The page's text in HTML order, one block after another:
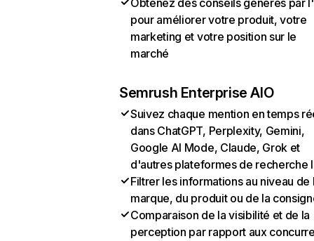
Obtenez des conseils générés par
pour améliorer votre produit, votre
marketing et votre position sur le
marché
Semrush Enterprise AIO
Suivez chaque mention en temps
dans ChatGPT, Perplexity, Gemini,
Google AI Mode, Claude, Grok et
d'autres plateformes de recherche
Filtrer les informations au niveau de
marque, du produit ou de la
Comparaison de la visibilité et de la
perception par rapport aux